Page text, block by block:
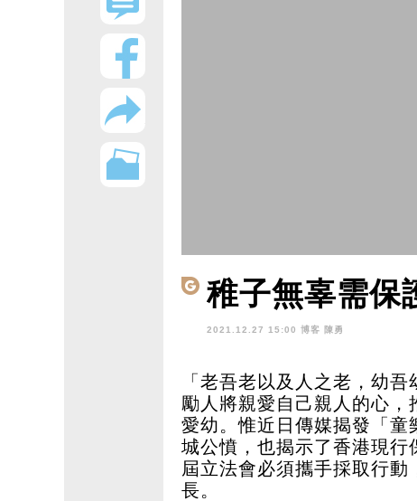
稚子無辜需保
2021.12.27 15:00 博客 陳勇
「老吾老以及人之老，幼
勵人將親愛自己親人的心
愛幼。惟近日傳媒揭發「童
城公憤，也揭示了香港現行
屆立法會必須攜手採取行
長。